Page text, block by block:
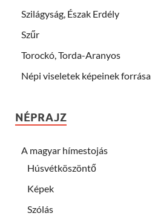
Szilágyság, Észak Erdély
Szűr
Torockó, Torda-Aranyos
Népi viseletek képeinek forrása
NÉPRAJZ
A magyar hímestojás
Húsvétköszöntő
Képek
Szólás